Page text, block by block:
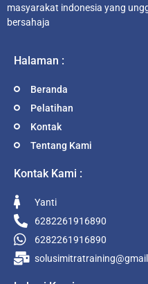
masyarakat indonesia yang
bersahaja
Halaman :
Beranda
Pelatihan
Kontak
Tentang Kami
Kontak Kami :
Yanti
6282261916890
6282261916890